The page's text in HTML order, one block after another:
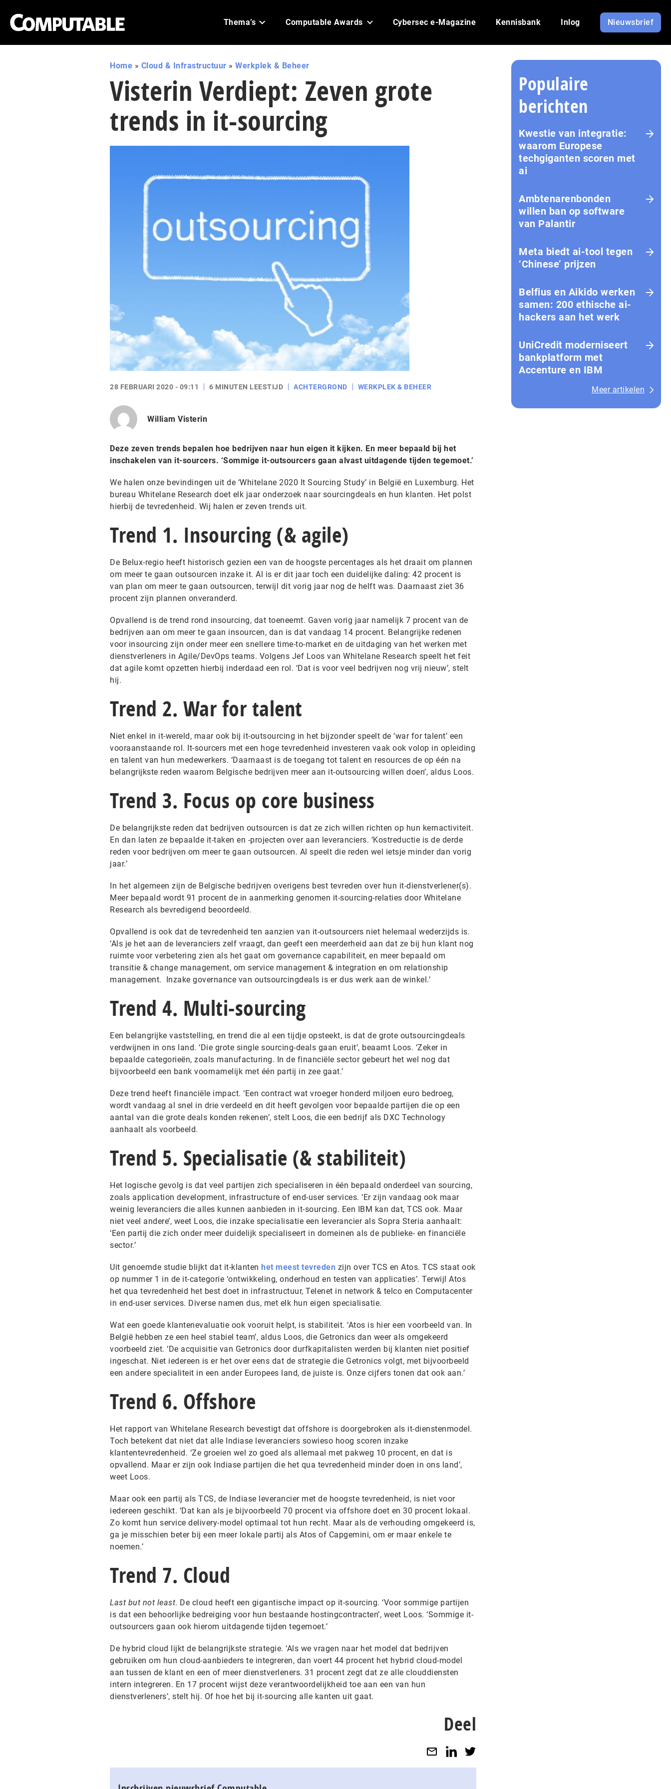
Thema’s Computable Awards Cybersec e-Magazine Kennisbank Inlog Nieuwsbrief
Home » Cloud & Infrastructuur » Werkplek & Beheer
Visterin Verdiept: Zeven grote
trends in it-sourcing
28 FEBRUARI 2020 - 09:11 6 MINUTEN LEESTIJD ACHTERGROND WERKPLEK & BEHEER
William Visterin
Deze zeven trends bepalen hoe bedrijven naar hun eigen it kijken. En meer bepaald bij het
inschakelen van it-sourcers. ‘Sommige it-outsourcers gaan alvast uitdagende tijden tegemoet.’
We halen onze bevindingen uit de ‘Whitelane 2020 It Sourcing Study’ in België en Luxemburg. Het
bureau Whitelane Research doet elk jaar onderzoek naar sourcingdeals en hun klanten. Het polst
hierbij de tevredenheid. Wij halen er zeven trends uit.
Trend 1. Insourcing (& agile)
De Belux-regio heeft historisch gezien een van de hoogste percentages als het draait om plannen
om meer te gaan outsourcen inzake it. Al is er dit jaar toch een duidelijke daling: 42 procent is
van plan om meer te gaan outsourcen, terwijl dit vorig jaar nog de helft was. Daarnaast ziet 36
procent zijn plannen onveranderd.
Opvallend is de trend rond insourcing, dat toeneemt. Gaven vorig jaar namelijk 7 procent van de
bedrijven aan om meer te gaan insourcen, dan is dat vandaag 14 procent. Belangrijke redenen
voor insourcing zijn onder meer een snellere time-to-market en de uitdaging van het werken met
dienstverleners in Agile/DevOps teams. Volgens Jef Loos van Whitelane Research speelt het feit
dat agile komt opzetten hierbij inderdaad een rol. ‘Dat is voor veel bedrijven nog vrij nieuw’, stelt
hij.
Trend 2. War for talent
Niet enkel in it-wereld, maar ook bij it-outsourcing in het bijzonder speelt de ‘war for talent’ een
vooraanstaande rol. It-sourcers met een hoge tevredenheid investeren vaak ook volop in opleiding
en talent van hun medewerkers. ‘Daarnaast is de toegang tot talent en resources de op één na
belangrijkste reden waarom Belgische bedrijven meer aan it-outsourcing willen doen’, aldus Loos.
Trend 3. Focus op core business
De belangrijkste reden dat bedrijven outsourcen is dat ze zich willen richten op hun kernactiviteit.
En dan laten ze bepaalde it-taken en -projecten over aan leveranciers. ‘Kostreductie is de derde
reden voor bedrijven om meer te gaan outsourcen. Al speelt die reden wel ietsje minder dan vorig
jaar.’
In het algemeen zijn de Belgische bedrijven overigens best tevreden over hun it-dienstverlener(s).
Meer bepaald wordt 91 procent de in aanmerking genomen it-sourcing-relaties door Whitelane
Research als bevredigend beoordeeld.
Opvallend is ook dat de tevredenheid ten aanzien van it-outsourcers niet helemaal wederzijds is.
‘Als je het aan de leveranciers zelf vraagt, dan geeft een meerderheid aan dat ze bij hun klant nog
ruimte voor verbetering zien als het gaat om governance capabiliteit, en meer bepaald om
transitie & change management, om service management & integration en om relationship
management. Inzake governance van outsourcingdeals is er dus werk aan de winkel.’
Trend 4. Multi-sourcing
Een belangrijke vaststelling, en trend die al een tijdje opsteekt, is dat de grote outsourcingdeals
verdwijnen in ons land. ‘Die grote single sourcing-deals gaan eruit’, beaamt Loos. ‘Zeker in
bepaalde categorieën, zoals manufacturing. In de financiële sector gebeurt het wel nog dat
bijvoorbeeld een bank voornamelijk met één partij in zee gaat.’
Deze trend heeft financiële impact. ‘Een contract wat vroeger honderd miljoen euro bedroeg,
wordt vandaag al snel in drie verdeeld en dit heeft gevolgen voor bepaalde partijen die op een
aantal van die grote deals konden rekenen’, stelt Loos, die een bedrijf als DXC Technology
aanhaalt als voorbeeld.
Trend 5. Specialisatie (& stabiliteit)
Het logische gevolg is dat veel partijen zich specialiseren in één bepaald onderdeel van sourcing,
zoals application development, infrastructure of end-user services. ‘Er zijn vandaag ook maar
weinig leveranciers die alles kunnen aanbieden in it-sourcing. Een IBM kan dat, TCS ook. Maar
niet veel andere’, weet Loos, die inzake specialisatie een leverancier als Sopra Steria aanhaalt:
‘Een partij die zich onder meer duidelijk specialiseert in domeinen als de publieke- en financiële
sector.’
Uit genoemde studie blijkt dat it-klanten het meest tevreden zijn over TCS en Atos. TCS staat ook
op nummer 1 in de it-categorie ‘ontwikkeling, onderhoud en testen van applicaties’. Terwijl Atos
het qua tevredenheid het best doet in infrastructuur, Telenet in network & telco en Computacenter
in end-user services. Diverse namen dus, met elk hun eigen specialisatie.
Wat een goede klantenevaluatie ook vooruit helpt, is stabiliteit. ‘Atos is hier een voorbeeld van. In
België hebben ze een heel stabiel team’, aldus Loos, die Getronics dan weer als omgekeerd
voorbeeld ziet. ‘De acquisitie van Getronics door durfkapitalisten werden bij klanten niet positief
ingeschat. Niet iedereen is er het over eens dat de strategie die Getronics volgt, met bijvoorbeeld
een andere specialiteit in een ander Europees land, de juiste is. Onze cijfers tonen dat ook aan.’
Trend 6. Offshore
Het rapport van Whitelane Research bevestigt dat offshore is doorgebroken als it-dienstenmodel.
Toch betekent dat niet dat alle Indiase leveranciers sowieso hoog scoren inzake
klantentevredenheid. ‘Ze groeien wel zo goed als allemaal met pakweg 10 procent, en dat is
opvallend. Maar er zijn ook Indiase partijen die het qua tevredenheid minder doen in ons land’,
weet Loos.
Maar ook een partij als TCS, de Indiase leverancier met de hoogste tevredenheid, is niet voor
iedereen geschikt. ‘Dat kan als je bijvoorbeeld 70 procent via offshore doet en 30 procent lokaal.
Zo komt hun service delivery-model optimaal tot hun recht. Maar als de verhouding omgekeerd is,
ga je misschien beter bij een meer lokale partij als Atos of Capgemini, om er maar enkele te
noemen.’
Trend 7. Cloud
Last but not least. De cloud heeft een gigantische impact op it-sourcing. ‘Voor sommige partijen
is dat een behoorlijke bedreiging voor hun bestaande hostingcontracten’, weet Loos. ‘Sommige it-
outsourcers gaan ook hierom uitdagende tijden tegemoet.’
De hybrid cloud lijkt de belangrijkste strategie. ‘Als we vragen naar het model dat bedrijven
gebruiken om hun cloud-aanbieders te integreren, dan voert 44 procent het hybrid cloud-model
aan tussen de klant en een of meer dienstverleners. 31 procent zegt dat ze alle clouddiensten
intern integreren. En 17 procent wijst deze verantwoordelijkheid toe aan een van hun
dienstverleners’, stelt hij. Of hoe het bij it-sourcing alle kanten uit gaat.
Deel
Populaire
berichten
Kwestie van integratie:
waarom Europese
techgiganten scoren met
ai
Amb­te­na­ren­bon­den
willen ban op software
van Palantir
Meta biedt ai-tool tegen
‘Chinese’ prijzen
Belfius en Aikido werken
samen: 200 ethische ai-
hackers aan het werk
UniCredit moderniseert
bankplatform met
Accenture en IBM
Meer artikelen